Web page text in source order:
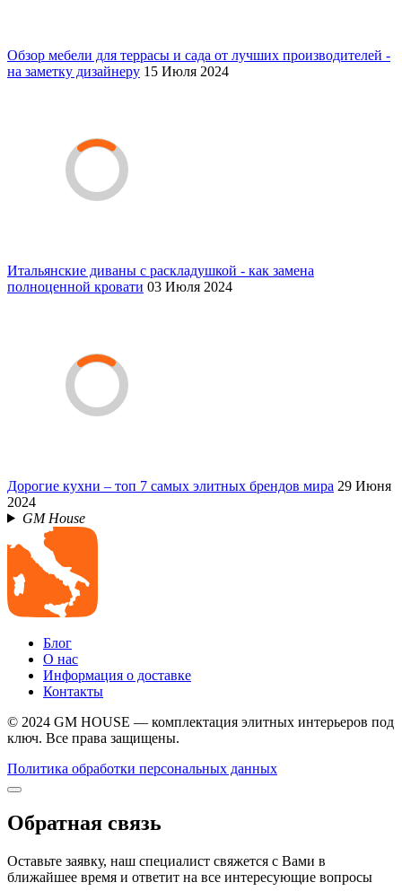
Обзор мебели для террасы и сада от лучших производителей -
на заметку дизайнеру 15 Июля 2024
Итальянские диваны с раскладушкой - как замена
полноценной кровати 03 Июля 2024
Дорогие кухни – топ 7 самых элитных брендов мира 29 Июня
2024
GM House
Блог
О нас
Информация о доставке
Контакты
© 2024 GM HOUSE — комплектация элитных интерьеров под
ключ. Все права защищены.
Политика обработки персональных данных
Обратная связь
Оставьте заявку, наш специалист свяжется с Вами в
ближайшее время и ответит на все интересующие вопросы